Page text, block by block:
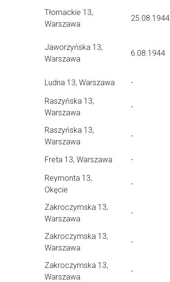
Tłomackie 13,
Warszawa
25.08.1944
Jaworzyńska 13,
Warszawa
6.08.1944
Ludna 13, Warszawa -
Raszyńska 13,
Warszawa
-
Raszyńska 13,
Warszawa
-
Freta 13, Warszawa -
Reymonta 13,
Okęcie
-
Zakroczymska 13,
Warszawa
-
Zakroczymska 13,
Warszawa
-
Zakroczymska 13,
Warszawa
-